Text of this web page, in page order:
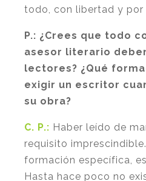
todo, con libertad y por
P.: ¿Crees que todo
asesor literario
lectores? ¿Qué
exigir un escritor
su obra?
C. P.: Haber leído de
requisito
formación específica,
Hasta hace poco no